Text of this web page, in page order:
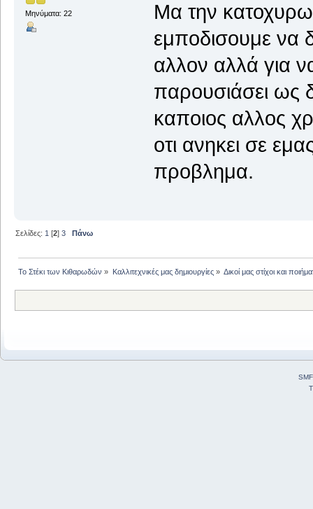
Μηνύματα: 22
Μα την
εμποδισουμε να
αλλον αλλά για
παρουσιάσει ως
καποιος αλλος
οτι ανηκει σε
προβλημα.
Σελίδες:1 [2]3 Πάνω
Το Στέκι των Κιθαρωδών » Καλλιτεχνικές μας δημιουργίες» Δικοί μας στίχοι και